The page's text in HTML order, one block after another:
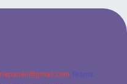
Teams: